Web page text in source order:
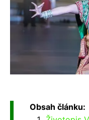
Obsah článku: